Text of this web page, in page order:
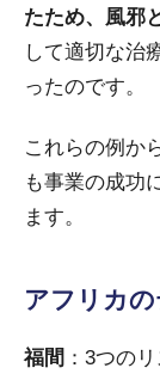
たため、風邪
して適切な治
ったのです。
これらの例か
も事業の成功
ます。
アフリカ
福間 ：3つの